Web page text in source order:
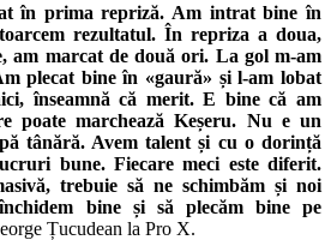
în prima repriză. Am intrat bine în
rezultatul. În repriza a doua,
am marcat de două ori. La gol m-am
plecat bine în «gaură» și l-am lobat
înseamnă că merit. E bine că am
poate marchează Keșeru. Nu e un
tânără. Avem talent și cu o dorință
bune. Fiecare meci este diferit.
trebuie să ne schimbăm și noi
bine și să plecăm bine pe
Țucudean la Pro X.